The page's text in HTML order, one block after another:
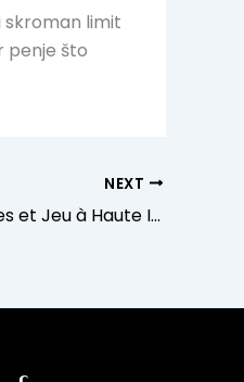
skroman limit
penje što
NEXT
AviaMasters Crash Game : Gains Rapides et Jeu à Haute Intensité au Avia Masters Casino